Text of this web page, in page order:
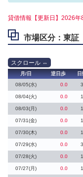
貸借情報【更新日】2026年
市場区分：東証
月/日 逆日歩 日
08/05(水)
0.0 3
08/04(火) 0.0 1
08/03(月) 0.0 1
07/31(金) 0.0 1
07/30(木) 0.0 1
07/29(水) 0.0 3
07/28(火) 0.0 1
07/27(月) 0.0 1